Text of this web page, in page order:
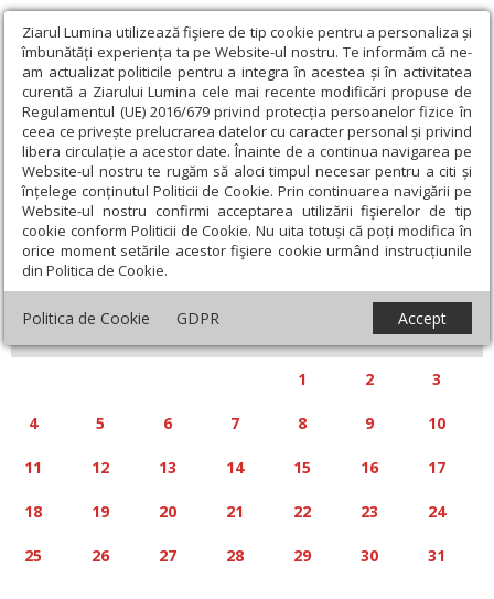
Ziarul Lumina utilizează fişiere de tip cookie pentru a personaliza și
îmbunătăți experiența ta pe Website-ul nostru. Te informăm că ne-
am actualizat politicile pentru a integra în acestea și în activitatea
curentă a Ziarului Lumina cele mai recente modificări propuse de
Regulamentul (UE) 2016/679 privind protecția persoanelor fizice în
ceea ce privește prelucrarea datelor cu caracter personal și privind
libera circulație a acestor date. Înainte de a continua navigarea pe
Website-ul nostru te rugăm să aloci timpul necesar pentru a citi și
înțelege conținutul Politicii de Cookie. Prin continuarea navigării pe
Website-ul nostru confirmi acceptarea utilizării fişierelor de tip
cookie conform Politicii de Cookie. Nu uita totuși că poți modifica în
orice moment setările acestor fişiere cookie urmând instrucțiunile
din Politica de Cookie.
Politica de Cookie GDPR Accept
Calendar articole
« »
AUGUST 2025
S D
1 2 3
4 5 6 7 8 9 10
11 12 13 14 15 16 17
18 19 20 21 22 23 24
25 26 27 28 29 30 31